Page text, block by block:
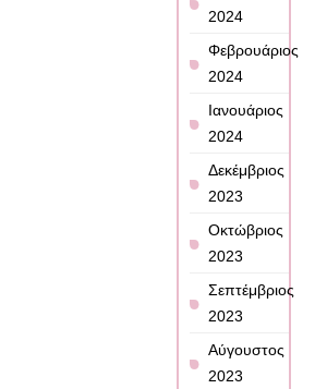
2024
Φεβρουάριος
2024
Ιανουάριος
2024
Δεκέμβριος
2023
Οκτώβριος
2023
Σεπτέμβριος
2023
Αύγουστος
2023